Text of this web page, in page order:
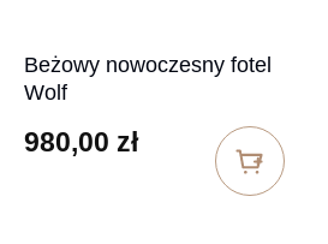
Beżowy nowoczesny fotel
Wolf
980,00 zł